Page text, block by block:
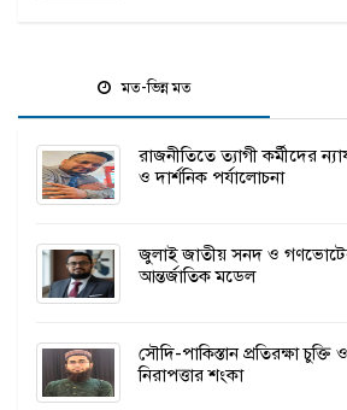
মত-ভিন্ন মত
রাজনীতিতে ত্যাগী কর্মীদের
ও দার্শনিক পর্যালোচনা
জুলাই জাতীয় সনদ ও গণভোটের
আন্তর্জাতিক মডেল
সৌদি-পাকিস্তান প্রতিরক্ষা
নিরাপত্তার শংকা